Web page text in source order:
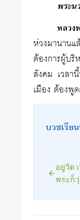
พระน
หลวง
ห่วงมานาน
ต้องการผู้บ
สังคม เวล
เมือง ต้องพู
บวชเรีย
อยู่วัด
พระก็